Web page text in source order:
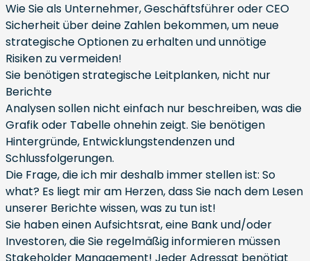
Wie Sie als Unternehmer, Geschäftsführer oder CEO
Sicherheit über deine Zahlen bekommen, um neue
strategische Optionen zu erhalten und unnötige
Risiken zu vermeiden!
Sie benötigen strategische Leitplanken, nicht nur
Berichte
Analysen sollen nicht einfach nur beschreiben, was die
Grafik oder Tabelle ohnehin zeigt. Sie benötigen
Hintergründe, Entwicklungstendenzen und
Schlussfolgerungen.
Die Frage, die ich mir deshalb immer stellen ist: So
what? Es liegt mir am Herzen, dass Sie nach dem Lesen
unserer Berichte wissen, was zu tun ist!
Sie haben einen Aufsichtsrat, eine Bank und/oder
Investoren, die Sie regelmäßig informieren müssen